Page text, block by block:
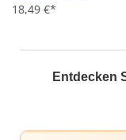
Durchschnittliche
18,49 €*
Entdecken